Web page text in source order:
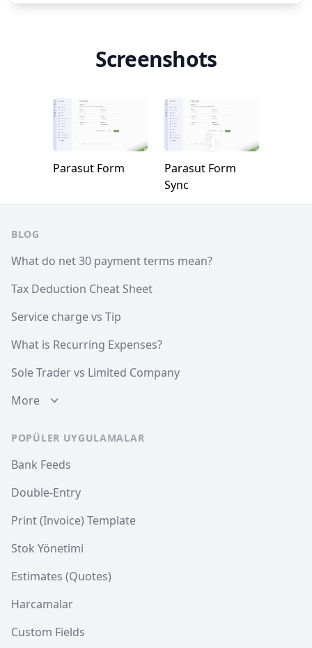
Screenshots
Parasut Form
Parasut Form
Sync
BLOG
What do net 30 payment terms mean?
Tax Deduction Cheat Sheet
Service charge vs Tip
What is Recurring Expenses?
Sole Trader vs Limited Company
More
POPÜLER UYGULAMALAR
Bank Feeds
Double-Entry
Print (Invoice) Template
Stok Yönetimi
Estimates (Quotes)
Harcamalar
Custom Fields